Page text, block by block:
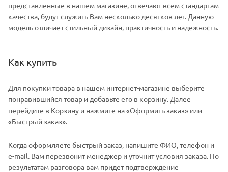
представленные в нашем магазине, отвечают всем стандартам
качества, будут служить Вам несколько десятков лет. Данную
модель отличает стильный дизайн, практичность и надежность.
Как купить
Для покупки товара в нашем интернет-магазине выберите
понравившийся товар и добавьте его в корзину. Далее
перейдите в Корзину и нажмите на «Оформить заказ» или
«Быстрый заказ».
Когда оформляете быстрый заказ, напишите ФИО, телефон и
e-mail. Вам перезвонит менеджер и уточнит условия заказа. По
результатам разговора вам придет подтверждение